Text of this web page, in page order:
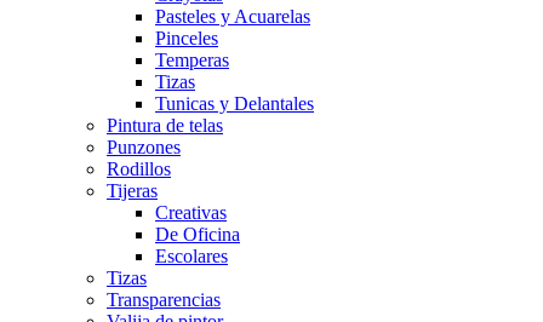
Pasteles y Acuarelas
Pinceles
Temperas
Tizas
Tunicas y Delantales
Pintura de telas
Punzones
Rodillos
Tijeras
Creativas
De Oficina
Escolares
Tizas
Transparencias